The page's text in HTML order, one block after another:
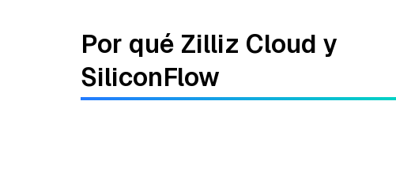
Por qué Zilliz Cloud y
SiliconFlow